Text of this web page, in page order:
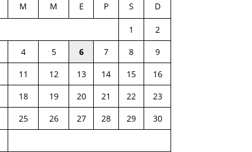
M M E P S D
1
2
4 5 6 7 8
9
11 12 13 14 15
16
18 19 20 21 22
23
25 26 27 28 29
30